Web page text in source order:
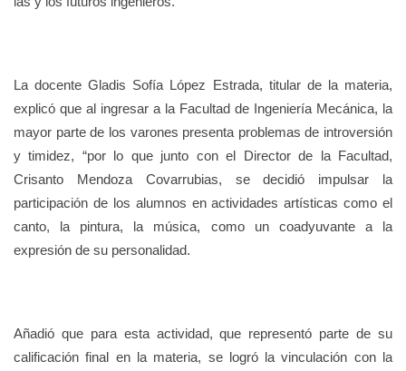
La docente Gladis Sofía López Estrada, titular de la materia,
explicó que al ingresar a la Facultad de Ingeniería Mecánica, la
mayor parte de los varones presenta problemas de introversión
y timidez, “por lo que junto con el Director de la Facultad,
Crisanto Mendoza Covarrubias, se decidió impulsar la
participación de los alumnos en actividades artísticas como el
canto, la pintura, la música, como un coadyuvante a la
expresión de su personalidad.
Añadió que para esta actividad, que representó parte de su
calificación final en la materia, se logró la vinculación con la